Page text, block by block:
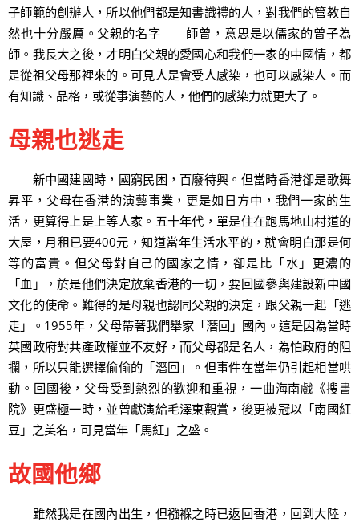
子師範的創辦人，所以他們都是知書識禮的人，對我們的管教自
然也十分嚴厲。父親的名字——師曾，意思是以儒家的曾子為
師。我長大之後，才明白父親的愛國心和我們一家的中國情，都
是從祖父母那裡來的。可見人是會受人感染，也可以感染人。而
有知識、品格，或從事演藝的人，他們的感染力就更大了。
母親也逃走
新中國建國時，國窮民困，百廢待興。但當時香港卻是歌舞
昇平，父母在香港的演藝事業，更是如日方中，我們一家的生
活，更算得上是上等人家。五十年代，單是住在跑馬地山村道的
大屋，月租已要400元，知道當年生活水平的，就會明白那是何
等的富貴。但父母對自己的國家之情，卻是比「水」更濃的
「血」，於是他們決定放棄香港的一切，要回國參與建設新中國
文化的使命。難得的是母親也認同父親的決定，跟父親一起「逃
走」。1955年，父母帶著我們舉家「潛回」國內。這是因為當時
英國政府對共產政權並不友好，而父母都是名人，為怕政府的阻
攔，所以只能選擇偷偷的「潛回」。但事件在當年仍引起相當哄
動。回國後，父母受到熱烈的歡迎和重視，一曲海南戲《搜書
院》更盛極一時，並曾獻演給毛澤東觀賞，後更被冠以「南國紅
豆」之美名，可見當年「馬紅」之盛。
故國他鄉
雖然我是在國內出生，但襁褓之時已返回香港，回到大陸，